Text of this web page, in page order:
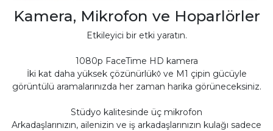
Kamera, Mikrofon ve Hoparlörler
Etkileyici bir etki yaratın.
1080p FaceTime HD kamera
İki kat daha yüksek çözünürlük◊ ve M1 çipin gücüyle
görüntülü aramalarınızda her zaman harika görüneceksiniz.
Stüdyo kalitesinde üç mikrofon
Arkadaşlarınızın, ailenizin ve iş arkadaşlarınızın kulağı sadece